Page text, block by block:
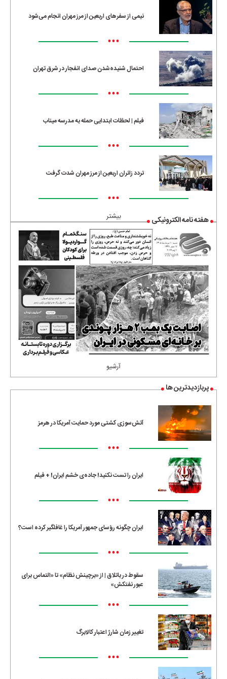
نیمی از سفرهای اربعین از مرز مهران انجام می‌شود
•••
احتمال شنیده‌شدن صدای انفجار در شرق تهران
•••
فیلم | لحظات ابتدایی حمله به مدرسه میناب
•••
تردد زائران اربعین از مرز مهران شدت گرفت
•••
بیشتر هفته نامه الکترونیکی
آرشیو
پربازدیدترین ها
آتش‌سوزی کشتی مورد حمایت آمریکا در هرمز
•••
ایران را تست نکنید! جاده‌ی خشم ایران! + فیلم
•••
ایران چگونه رؤسای جمهور آمریکا را غافلگیر کرده است؟
•••
سقوط در باتلاق | از «برچینش نظام» تا «التماس برای
عبور نفتکش»
•••
تغییر زمان شارژ اعتبار کالابرگ
•••